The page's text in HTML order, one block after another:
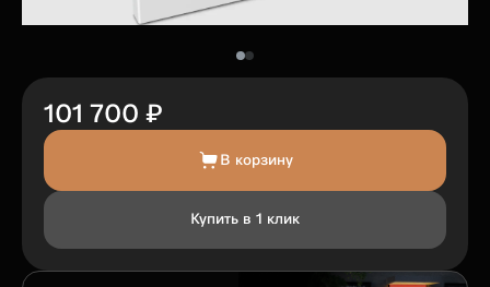
101 700 ₽
В корзину
Купить в 1 клик